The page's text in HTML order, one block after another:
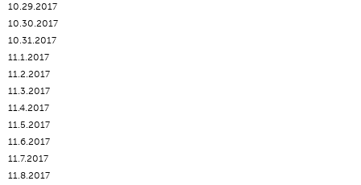
10.29.2017
10.30.2017
10.31.2017
11.1.2017
11.2.2017
11.3.2017
11.4.2017
11.5.2017
11.6.2017
11.7.2017
11.8.2017